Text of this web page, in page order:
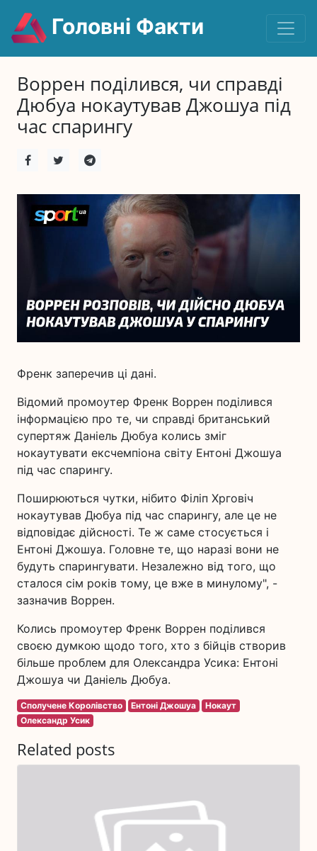
Головні Факти
Воррен поділився, чи справді
Дюбуа нокаутував Джошуа під
час спарингу
Френк заперечив ці дані.
Відомий промоутер Френк Воррен поділився
інформацією про те, чи справді британський
супертяж Даніель Дюбуа колись зміг
нокаутувати ексчемпіона світу Ентоні Джошуа
під час спарингу.
Поширюються чутки, нібито Філіп Хрговіч
нокаутував Дюбуа під час спарингу, але це не
відповідає дійсності. Те ж саме стосується і
Ентоні Джошуа. Головне те, що наразі вони не
будуть спарингувати. Незалежно від того, що
сталося сім років тому, це вже в минулому", -
зазначив Воррен.
Колись промоутер Френк Воррен поділився
своєю думкою щодо того, хто з бійців створив
більше проблем для Олександра Усика: Ентоні
Джошуа чи Даніель Дюбуа.
Сполучене Королівство Ентоні Джошуа
Нокаут
Олександр Усик
Related posts